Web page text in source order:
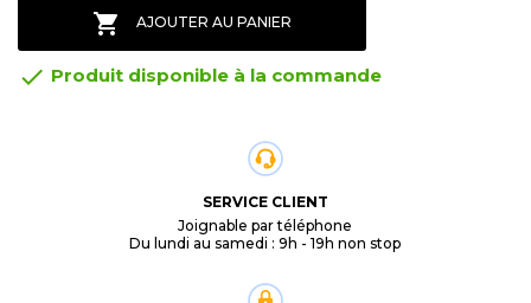
 AJOUTER AU PANIER
 Produit disponible à la commande
SERVICE CLIENT
Joignable par téléphone
Du lundi au samedi : 9h - 19h non stop